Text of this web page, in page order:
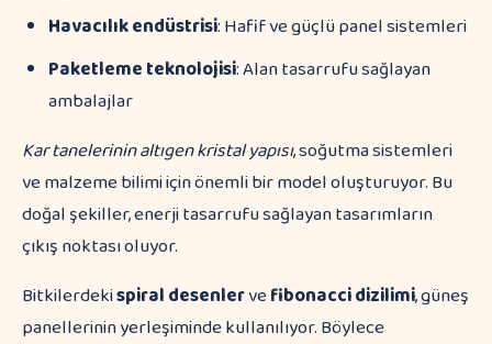
Havacılık endüstrisi: Hafif ve güçlü panel sistemleri
Paketleme teknolojisi: Alan tasarrufu sağlayan
ambalajlar
Kar tanelerinin altıgen kristal yapısı, soğutma sistemleri
ve malzeme bilimi için önemli bir model oluşturuyor. Bu
doğal şekiller, enerji tasarrufu sağlayan tasarımların
çıkış noktası oluyor.
Bitkilerdekispiral desenlervefibonacci dizilimi, güneş
panellerinin yerleşiminde kullanılıyor. Böylece